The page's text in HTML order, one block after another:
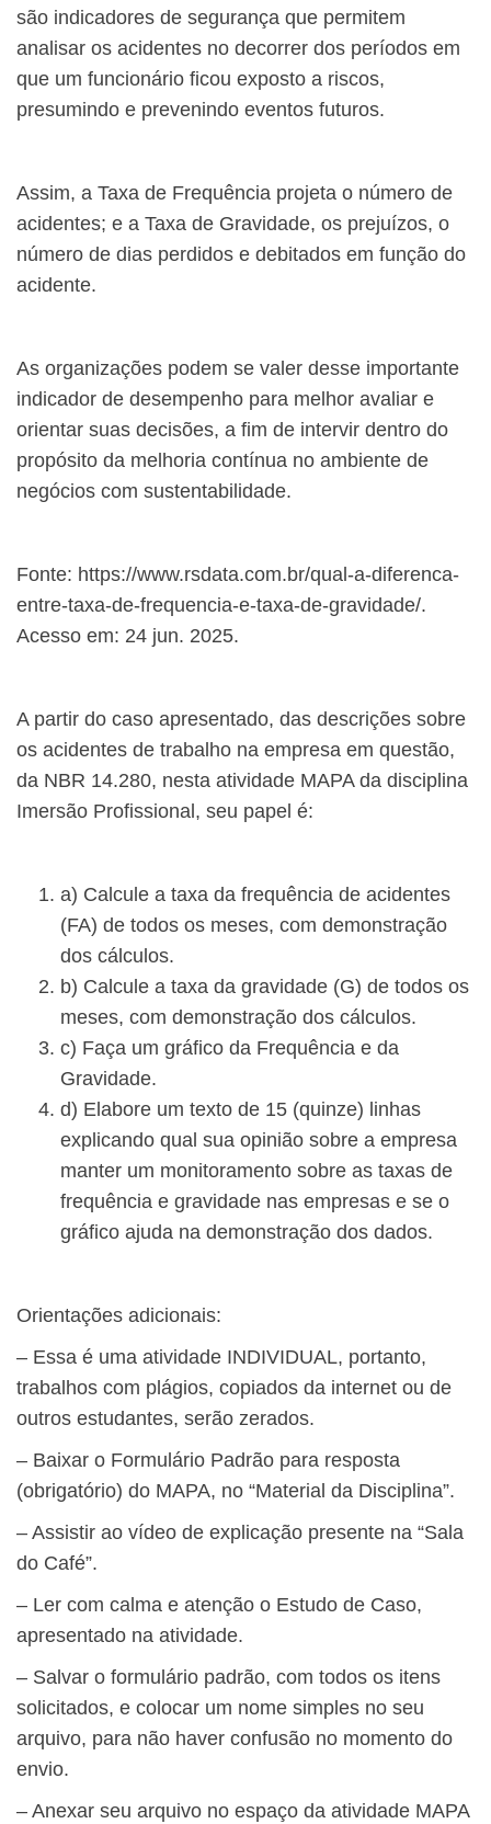
são indicadores de segurança que permitem
analisar os acidentes no decorrer dos períodos em
que um funcionário ficou exposto a riscos,
presumindo e prevenindo eventos futuros.
Assim, a Taxa de Frequência projeta o número de
acidentes; e a Taxa de Gravidade, os prejuízos, o
número de dias perdidos e debitados em função do
acidente.
As organizações podem se valer desse importante
indicador de desempenho para melhor avaliar e
orientar suas decisões, a fim de intervir dentro do
propósito da melhoria contínua no ambiente de
negócios com sustentabilidade.
Fonte: https://www.rsdata.com.br/qual-a-diferenca-
entre-taxa-de-frequencia-e-taxa-de-gravidade/.
Acesso em: 24 jun. 2025.
A partir do caso apresentado, das descrições sobre
os acidentes de trabalho na empresa em questão,
da NBR 14.280, nesta atividade MAPA da disciplina
Imersão Profissional, seu papel é:
a) Calcule a taxa da frequência de acidentes
(FA) de todos os meses, com demonstração
dos cálculos.
b) Calcule a taxa da gravidade (G) de todos os
meses, com demonstração dos cálculos.
c) Faça um gráfico da Frequência e da
Gravidade.
d) Elabore um texto de 15 (quinze) linhas
explicando qual sua opinião sobre a empresa
manter um monitoramento sobre as taxas de
frequência e gravidade nas empresas e se o
gráfico ajuda na demonstração dos dados.
​Orientações adicionais:
– Essa é uma atividade INDIVIDUAL, portanto,
trabalhos com plágios, copiados da internet ou de
outros estudantes, serão zerados.
– Baixar o Formulário Padrão para resposta
(obrigatório) do MAPA, no “Material da Disciplina”.
– Assistir ao vídeo de explicação presente na “Sala
do Café”.
– Ler com calma e atenção o Estudo de Caso,
apresentado na atividade.
– Salvar o formulário padrão, com todos os itens
solicitados, e colocar um nome simples no seu
arquivo, para não haver confusão no momento do
envio.
– Anexar seu arquivo no espaço da atividade MAPA